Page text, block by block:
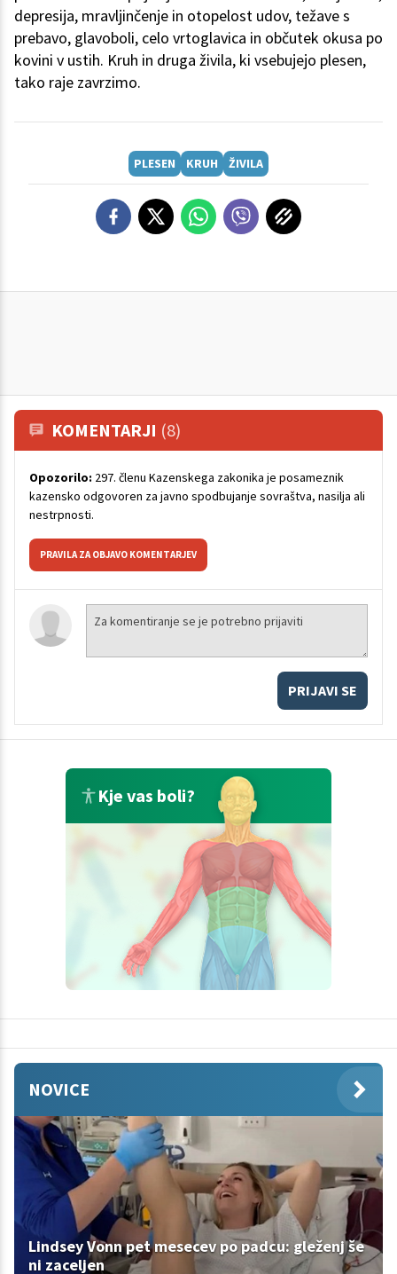
depresija, mravljinčenje in otopelost udov, težave s
prebavo, glavoboli, celo vrtoglavica in občutek okusa po
kovini v ustih. Kruh in druga živila, ki vsebujejo plesen,
tako raje zavrzimo.
PLESEN KRUH ŽIVILA
KOMENTARJI (8)
Opozorilo: 297. členu Kazenskega zakonika je posameznik
kazensko odgovoren za javno spodbujanje sovraštva, nasilja ali
nestrpnosti.
PRAVILA ZA OBJAVO KOMENTARJEV
PRIJAVI SE
Kje vas boli?
NOVICE
Lindsey Vonn pet mesecev po padcu: gleženj še
ni zaceljen